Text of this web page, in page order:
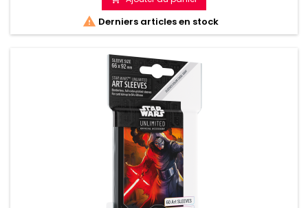
 Derniers articles en stock